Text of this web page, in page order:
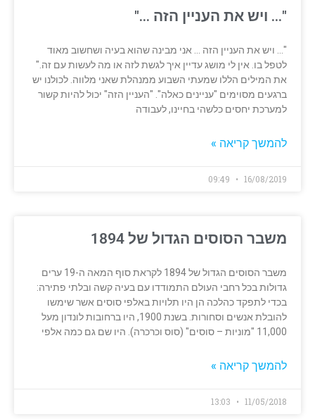
"… ויש את העניין הזה …"
"… ויש את העניין הזה … אני מבינה שהוא בעיה ושחשוב מאוד
לטפל בו. אין לי מושג עדיין איך לגשת לזה או מה לעשות עם זה."
את המילים הללו שמעתי השבוע ממנהלת שאני מלווה. לכולנו יש
ברגעים מסוימים "עניינים כאלה". "העניין הזה" יכול להיות קשור
למערכת יחסים כלשהי בחיינו, לעבודה
להמשך קריאה »
16/08/2019
משבר הסוסים הגדול של 1894
משבר הסוסים הגדול של 1894 לקראת סוף המאה ה-19 ערים
גדולות בכל רחבי העולם התמודדו עם בעיה קשה ובלתי פתירה:
בכדי לתפקד כהלכה הן היו תלויות באלפי סוסים אשר שימשו
להובלת אנשים וסחורות. בשנת 1900, היו ברחובות לונדון מעל
11,000 "מוניות – סוסים" (סוס וכרכרה). היו שם גם כמה אלפי
להמשך קריאה »
11/05/2018